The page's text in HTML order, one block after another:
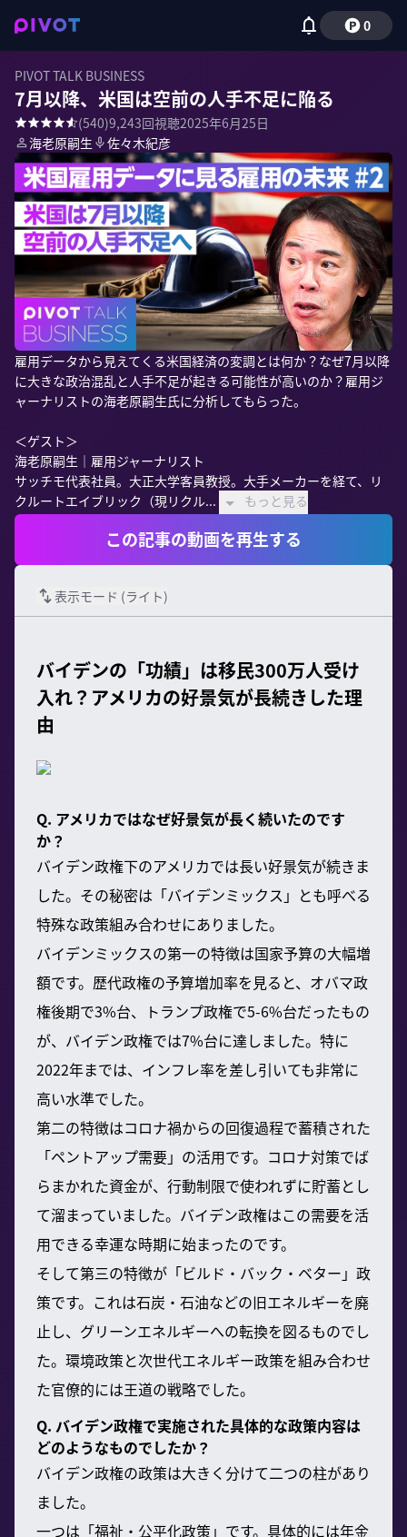
0
PIVOT TALK BUSINESS
7月以降、米国は空前の人手不足に陥る
(540)9,243回視聴2025年6月25日
海老原嗣生
佐々木紀彦
雇用データから見えてくる米国経済の変調とは何か？なぜ7月以降
に大きな政治混乱と人手不足が起きる可能性が高いのか？雇用ジ
ャーナリストの海老原嗣生氏に分析してもらった。
＜ゲスト＞
海老原嗣生｜雇用ジャーナリスト
サッチモ代表社員。大正大学客員教授。大手メーカーを経て、リ
クルートエイブリック（現リクル...
もっと見る
この記事の動画を再生する
表示モード (ライト)
バイデンの「功績」は移民300万人受け
入れ？アメリカの好景気が長続きした理
由
Q. アメリカではなぜ好景気が長く続いたのです
か？
バイデン政権下のアメリカでは長い好景気が続きま
した。その秘密は「バイデンミックス」とも呼べる
特殊な政策組み合わせにありました。
バイデンミックスの第一の特徴は国家予算の大幅増
額です。歴代政権の予算増加率を見ると、オバマ政
権後期で3%台、トランプ政権で5-6%台だったもの
が、バイデン政権では7%台に達しました。特に
2022年までは、インフレ率を差し引いても非常に
高い水準でした。
第二の特徴はコロナ禍からの回復過程で蓄積された
「ペントアップ需要」の活用です。コロナ対策でば
らまかれた資金が、行動制限で使われずに貯蓄とし
て溜まっていました。バイデン政権はこの需要を活
用できる幸運な時期に始まったのです。
そして第三の特徴が「ビルド・バック・ベター」政
策です。これは石炭・石油などの旧エネルギーを廃
止し、グリーンエネルギーへの転換を図るものでし
た。環境政策と次世代エネルギー政策を組み合わせ
た官僚的には王道の戦略でした。
Q. バイデン政権で実施された具体的な政策内容は
どのようなものでしたか？
バイデン政権の政策は大きく分けて二つの柱があり
ました。
一つは「福祉・公平化政策」です。具体的には年金